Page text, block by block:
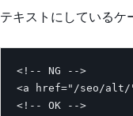
テキストにしているケ
<!-- NG -->
<a href="/seo/alt/
<!-- OK -->